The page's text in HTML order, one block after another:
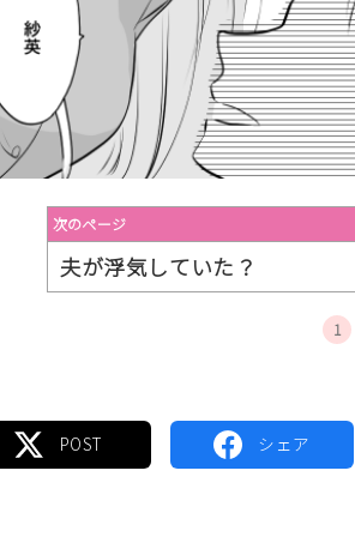
次のページ
夫が浮気していた？
1